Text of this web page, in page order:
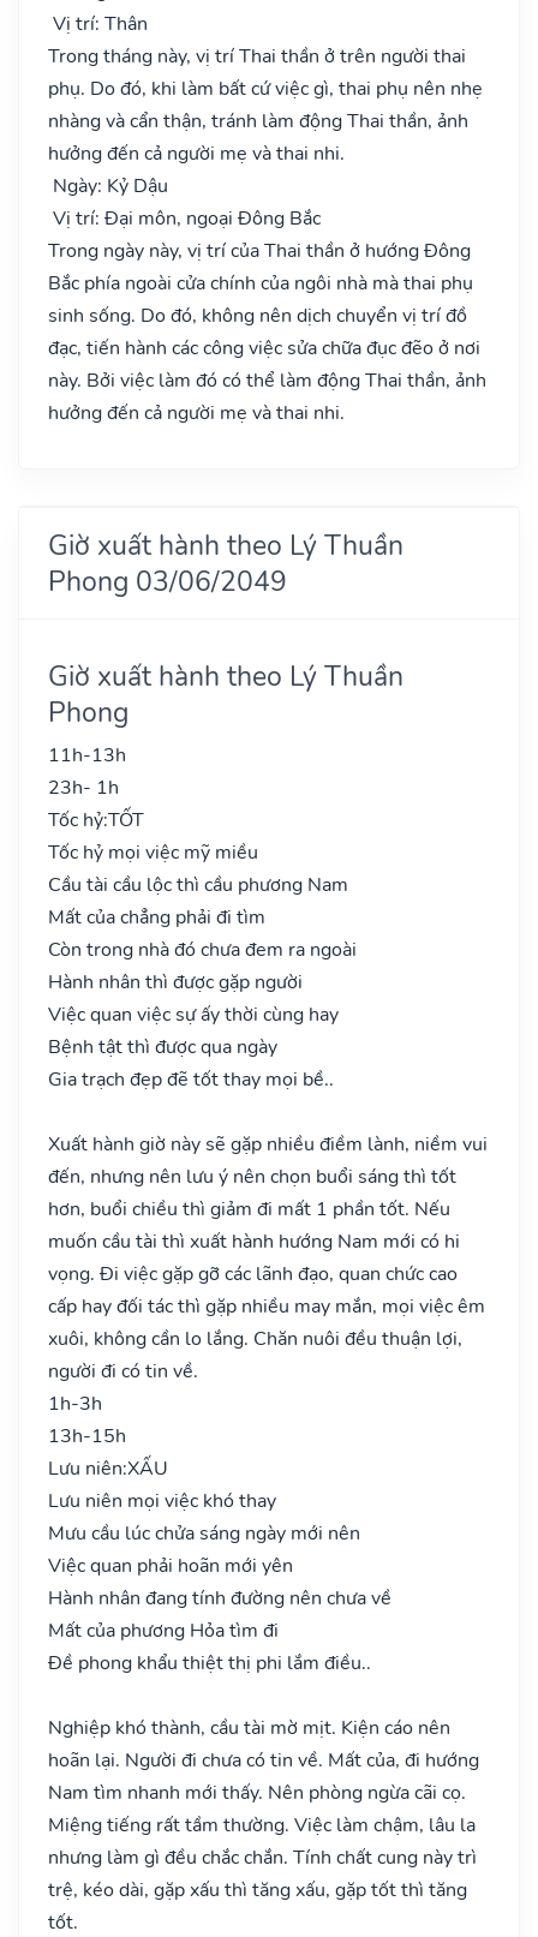
Vị trí: Thân
Trong tháng này, vị trí Thai thần ở trên người thai
phụ. Do đó, khi làm bất cứ việc gì, thai phụ nên nhẹ
nhàng và cẩn thận, tránh làm động Thai thần, ảnh
hưởng đến cả người mẹ và thai nhi.
Ngày: Kỷ Dậu
Vị trí: Đại môn, ngoại Đông Bắc
Trong ngày này, vị trí của Thai thần ở hướng Đông
Bắc phía ngoài cửa chính của ngôi nhà mà thai phụ
sinh sống. Do đó, không nên dịch chuyển vị trí đồ
đạc, tiến hành các công việc sửa chữa đục đẽo ở nơi
này. Bởi việc làm đó có thể làm động Thai thần, ảnh
hưởng đến cả người mẹ và thai nhi.
Giờ xuất hành theo Lý Thuần
Phong 03/06/2049
Giờ xuất hành theo Lý Thuần
Phong
11h-13h
23h- 1h
Tốc hỷ:TỐT
Tốc hỷ mọi việc mỹ miều
Cầu tài cầu lộc thì cầu phương Nam
Mất của chẳng phải đi tìm
Còn trong nhà đó chưa đem ra ngoài
Hành nhân thì được gặp người
Việc quan việc sự ấy thời cùng hay
Bệnh tật thì được qua ngày
Gia trạch đẹp đẽ tốt thay mọi bề..
Xuất hành giờ này sẽ gặp nhiều điềm lành, niềm vui
đến, nhưng nên lưu ý nên chọn buổi sáng thì tốt
hơn, buổi chiều thì giảm đi mất 1 phần tốt. Nếu
muốn cầu tài thì xuất hành hướng Nam mới có hi
vọng. Đi việc gặp gỡ các lãnh đạo, quan chức cao
cấp hay đối tác thì gặp nhiều may mắn, mọi việc êm
xuôi, không cần lo lắng. Chăn nuôi đều thuận lợi,
người đi có tin về.
1h-3h
13h-15h
Lưu niên:XẤU
Lưu niên mọi việc khó thay
Mưu cầu lúc chửa sáng ngày mới nên
Việc quan phải hoãn mới yên
Hành nhân đang tính đường nên chưa về
Mất của phương Hỏa tìm đi
Đề phong khẩu thiệt thị phi lắm điều..
Nghiệp khó thành, cầu tài mờ mịt. Kiện cáo nên
hoãn lại. Người đi chưa có tin về. Mất của, đi hướng
Nam tìm nhanh mới thấy. Nên phòng ngừa cãi cọ.
Miệng tiếng rất tầm thường. Việc làm chậm, lâu la
nhưng làm gì đều chắc chắn. Tính chất cung này trì
trệ, kéo dài, gặp xấu thì tăng xấu, gặp tốt thì tăng
tốt.